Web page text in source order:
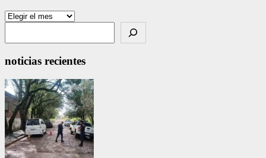
Archivos
noticias recientes